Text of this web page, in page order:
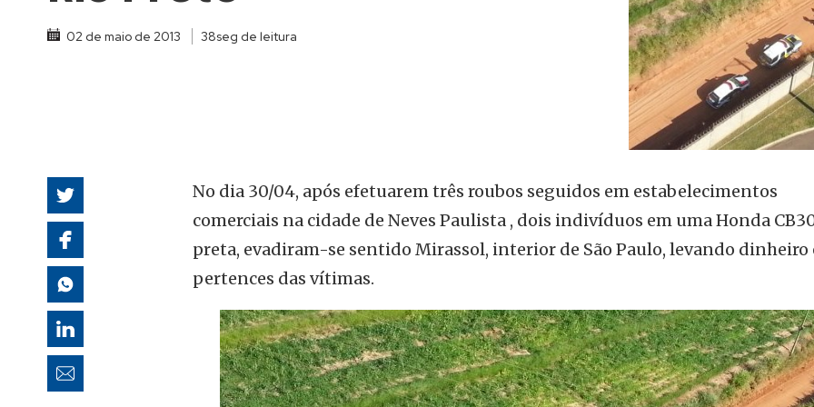
02 de maio de 2013 38seg de leitura
No dia 30/04, após efetuarem três roubos seguidos em estabelecimentos
comerciais na cidade de Neves Paulista , dois indivíduos em uma Honda
preta, evadiram-se sentido Mirassol, interior de São Paulo, levando dinheiro
pertences das vítimas.